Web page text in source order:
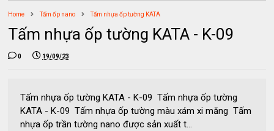
Home Tấm ốp nano Tấm nhựa ốp tường KATA
Tấm nhựa ốp tường KATA - K-09
0 19/09/23
Tấm nhựa ốp tường KATA - K-09 Tấm nhựa ốp tường
KATA - K-09 Tấm nhựa ốp tường màu xám xi măng Tấm
nhựa ốp trần tường nano được sản xuất t...